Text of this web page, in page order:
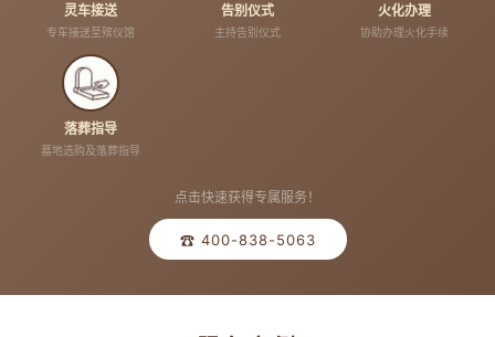
灵车接送
专车接送至殡仪馆
告别仪式
主持告别仪式
火化办理
协助办理火化手续
落葬指导
墓地选购及落葬指导
点击快速获得专属服务！
☎ 400-838-5063